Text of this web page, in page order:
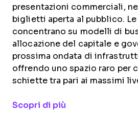
presentazioni commerciali,
biglietti aperta al pubblico.
concentrano su modelli di
allocazione del capitale e
prossima ondata di
offrendo uno spazio raro per
schiette tra pari ai massimi
Scopri di più